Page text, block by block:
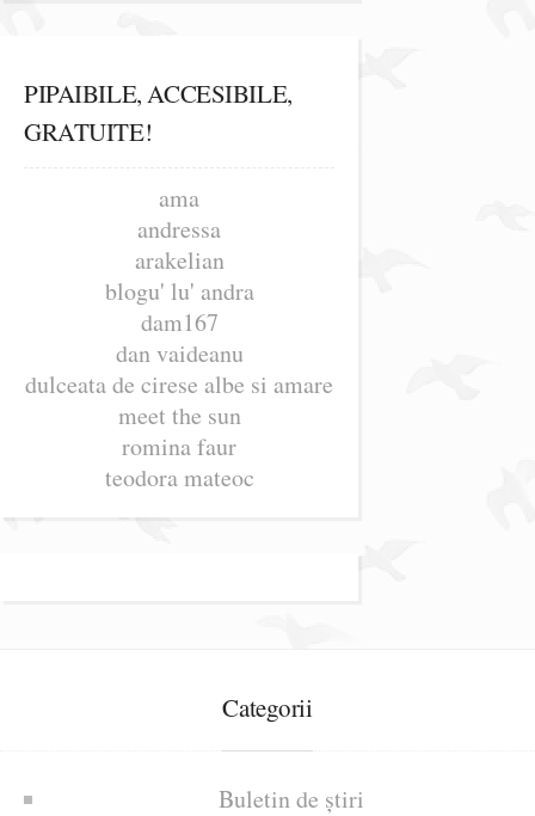
PIPAIBILE, ACCESIBILE,
GRATUITE!
ama
andressa
arakelian
blogu' lu' andra
dam167
dan vaideanu
dulceata de cirese albe si amare
meet the sun
romina faur
teodora mateoc
Categorii
Buletin de știri